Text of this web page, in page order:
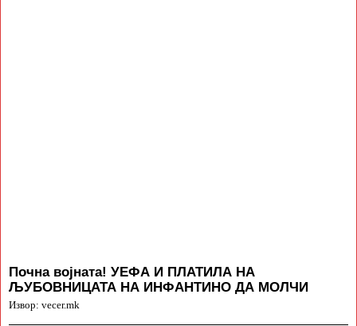
Почна војната! УЕФА И ПЛАТИЛА НА
ЉУБОВНИЦАТА НА ИНФАНТИНО ДА МОЛЧИ
Извор: vecer.mk